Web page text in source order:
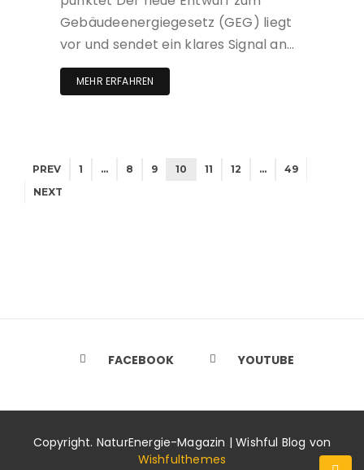
Gebäudeenergiegesetz (GEG) liegt
vor und sendet ein klares Signal an…
MEHR ERFAHREN
PREV 1 … 8 9 10 11 12 …
49
NEXT
FACEBOOK YOUTUBE
Copyright. NaturEnergie-Magazin | Wishful Blog von
Wishfulthemes